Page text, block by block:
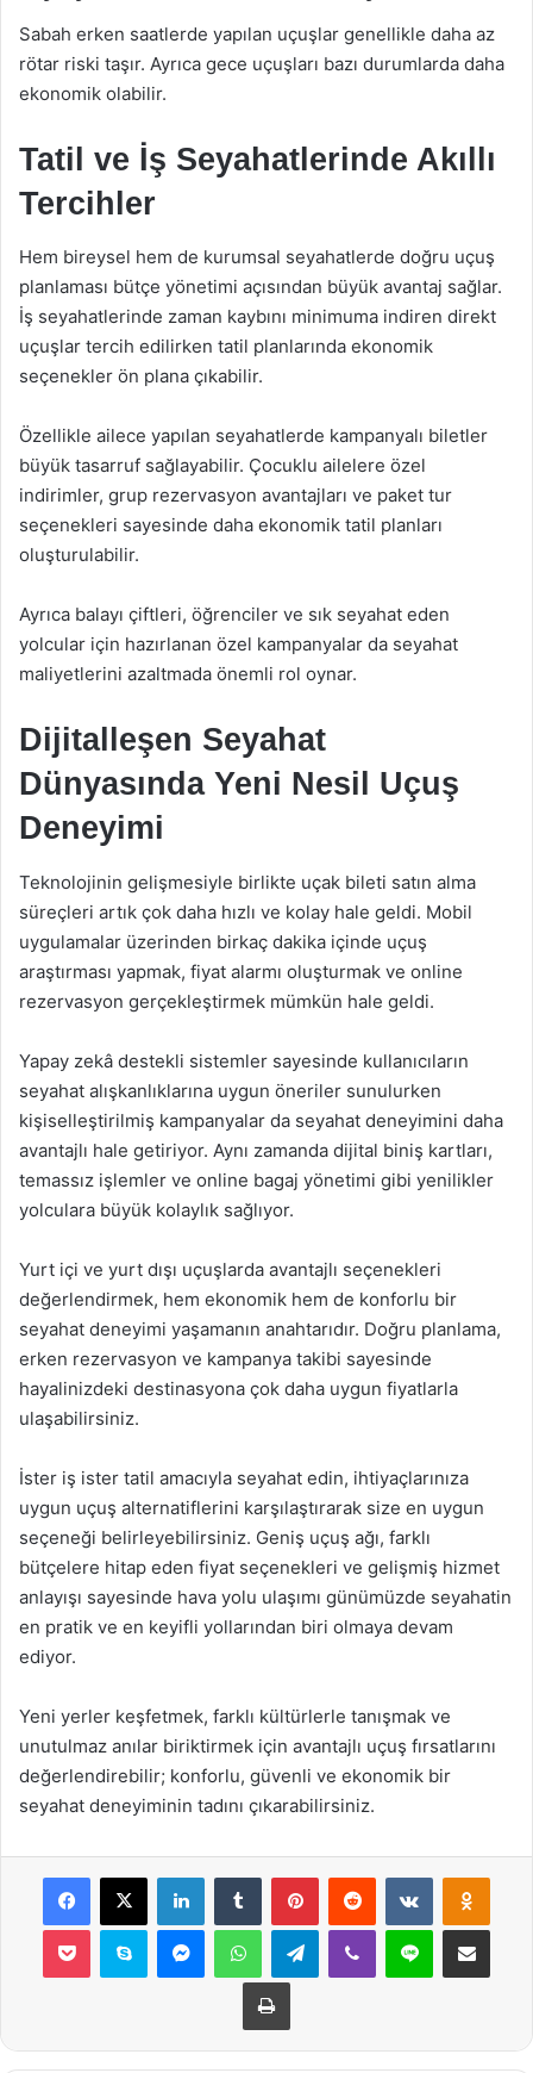
Sabah erken saatlerde yapılan uçuşlar genellikle daha az
rötar riski taşır. Ayrıca gece uçuşları bazı durumlarda daha
ekonomik olabilir.
Tatil ve İş Seyahatlerinde Akıllı
Tercihler
Hem bireysel hem de kurumsal seyahatlerde doğru uçuş
planlaması bütçe yönetimi açısından büyük avantaj sağlar.
İş seyahatlerinde zaman kaybını minimuma indiren direkt
uçuşlar tercih edilirken tatil planlarında ekonomik
seçenekler ön plana çıkabilir.
Özellikle ailece yapılan seyahatlerde kampanyalı biletler
büyük tasarruf sağlayabilir. Çocuklu ailelere özel
indirimler, grup rezervasyon avantajları ve paket tur
seçenekleri sayesinde daha ekonomik tatil planları
oluşturulabilir.
Ayrıca balayı çiftleri, öğrenciler ve sık seyahat eden
yolcular için hazırlanan özel kampanyalar da seyahat
maliyetlerini azaltmada önemli rol oynar.
Dijitalleşen Seyahat
Dünyasında Yeni Nesil Uçuş
Deneyimi
Teknolojinin gelişmesiyle birlikte uçak bileti satın alma
süreçleri artık çok daha hızlı ve kolay hale geldi. Mobil
uygulamalar üzerinden birkaç dakika içinde uçuş
araştırması yapmak, fiyat alarmı oluşturmak ve online
rezervasyon gerçekleştirmek mümkün hale geldi.
Yapay zekâ destekli sistemler sayesinde kullanıcıların
seyahat alışkanlıklarına uygun öneriler sunulurken
kişiselleştirilmiş kampanyalar da seyahat deneyimini daha
avantajlı hale getiriyor. Aynı zamanda dijital biniş kartları,
temassız işlemler ve online bagaj yönetimi gibi yenilikler
yolculara büyük kolaylık sağlıyor.
Yurt içi ve yurt dışı uçuşlarda avantajlı seçenekleri
değerlendirmek, hem ekonomik hem de konforlu bir
seyahat deneyimi yaşamanın anahtarıdır. Doğru planlama,
erken rezervasyon ve kampanya takibi sayesinde
hayalinizdeki destinasyona çok daha uygun fiyatlarla
ulaşabilirsiniz.
İster iş ister tatil amacıyla seyahat edin, ihtiyaçlarınıza
uygun uçuş alternatiflerini karşılaştırarak size en uygun
seçeneği belirleyebilirsiniz. Geniş uçuş ağı, farklı
bütçelere hitap eden fiyat seçenekleri ve gelişmiş hizmet
anlayışı sayesinde hava yolu ulaşımı günümüzde seyahatin
en pratik ve en keyifli yollarından biri olmaya devam
ediyor.
Yeni yerler keşfetmek, farklı kültürlerle tanışmak ve
unutulmaz anılar biriktirmek için avantajlı uçuş fırsatlarını
değerlendirebilir; konforlu, güvenli ve ekonomik bir
seyahat deneyiminin tadını çıkarabilirsiniz.
Facebook
X LinkedInTumblr PinterestReddit VKontakte
Pocket Skype MessengerWhatsAppTelegramViber Line E-Posta ile
Yazdır